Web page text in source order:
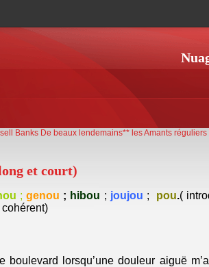
Banks De beaux lendemains** les Amants
et court)
; genou ; hibou ; joujou ; pou.(
boulevard lorsqu’une douleur aiguë